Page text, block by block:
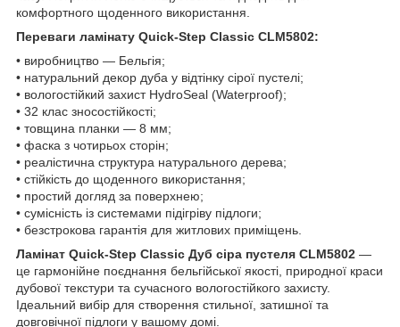
комфортного щоденного використання.
Переваги ламінату Quick-Step Classic CLM5802:
• виробництво — Бельгія;
• натуральний декор дуба у відтінку сірої пустелі;
• вологостійкий захист HydroSeal (Waterproof);
• 32 клас зносостійкості;
• товщина планки — 8 мм;
• фаска з чотирьох сторін;
• реалістична структура натурального дерева;
• стійкість до щоденного використання;
• простий догляд за поверхнею;
• сумісність із системами підігріву підлоги;
• безстрокова гарантія для житлових приміщень.
Ламінат Quick-Step Classic Дуб сіра пустеля CLM5802 —
це гармонійне поєднання бельгійської якості, природної краси
дубової текстури та сучасного вологостійкого захисту.
Ідеальний вибір для створення стильної, затишної та
довговічної підлоги у вашому домі.